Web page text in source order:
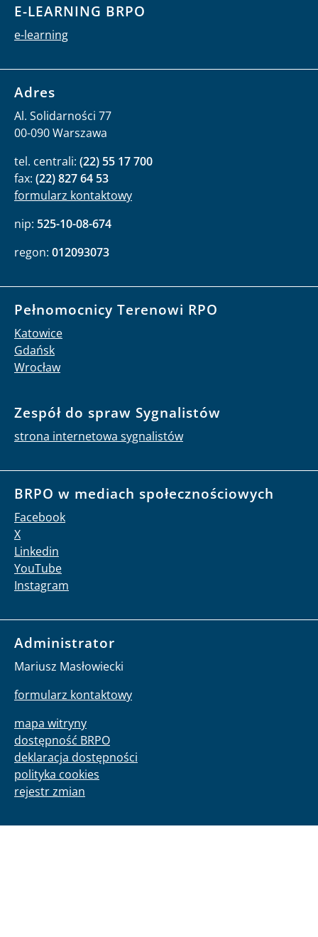
E-LEARNING BRPO
e-learning
Adres
Al. Solidarności 77
00-090 Warszawa
tel. centrali: (22) 55 17 700
fax: (22) 827 64 53
formularz kontaktowy
nip: 525-10-08-674
regon: 012093073
Pełnomocnicy Terenowi RPO
Katowice
Gdańsk
Wrocław
Zespół do spraw Sygnalistów
strona internetowa sygnalistów
BRPO w mediach społecznościowych
Facebook
X
Linkedin
YouTube
Instagram
Administrator
Mariusz Masłowiecki
formularz kontaktowy
mapa witryny
dostępność BRPO
deklaracja dostępności
polityka cookies
rejestr zmian